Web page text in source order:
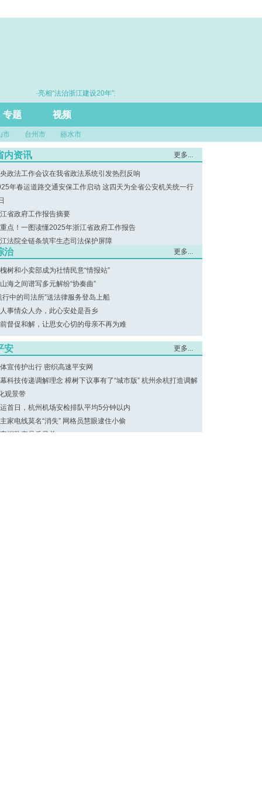
·亮相“法治浙江建设20年”主题展 浙江打造的这把“标
专题 视频
市 台州市 丽水市
内资讯 更多...
政法工作会议在我省政法系统引发热烈反响
年春运道路交通安保工作启动 这四天为全省公安机关统一行
省政府工作报告摘要
点！一图读懂2025年浙江省政府工作报告
法院全链条筑牢生态司法保护屏障
治 更多...
树和小卖部成为社情民意“情报站”
海之间谱写多元解纷“协奏曲”
行中的司法所”送法律服务登岛上船
事情众人办，此心安处是吾乡
督促和解，让思女心切的母亲不再为难
安 更多...
宣传护出行 密织高速平安网
科技传递调解理念 樟树下议事有了“城市版” 杭州余杭打造调解
观景带
首日，杭州机场安检排队平均5分钟以内
家电线莫名“消失” 网格员慧眼逮住小偷
消防产品质量关